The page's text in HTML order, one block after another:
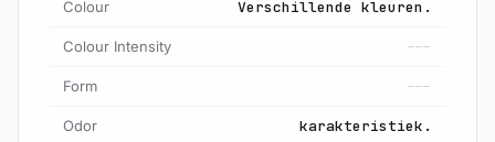
Colour Verschillende kleuren.
Colour Intensity ---
Form ---
Odor karakteristiek.